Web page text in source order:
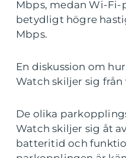
Mbps, medan Wi-
betydligt högre
Mbps.
En diskussion om
Watch skiljer sig från
De olika
Watch skiljer sig åt
batteritid och